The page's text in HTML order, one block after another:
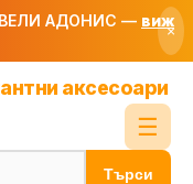
АДОНИС — виж
×
аксесоари
☰
Търси